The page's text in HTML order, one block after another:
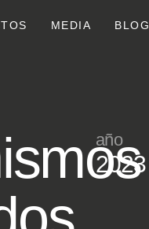
MEDIA BLOG
año
2023